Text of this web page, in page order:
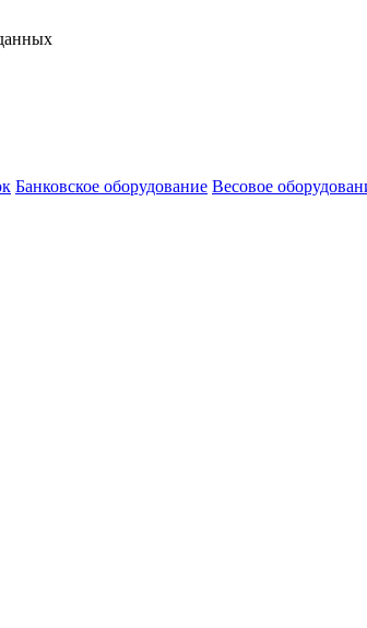
Банковское оборудование Весовое